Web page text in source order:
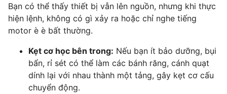
Bạn có thể thấy thiết bị vẫn lên nguồn, nhưng khi thực
hiện lệnh, không có gì xảy ra hoặc chỉ nghe tiếng
motor è è bất thường.
Kẹt cơ học bên trong: Nếu bạn ít bảo dưỡng, bụi
bẩn, rỉ sét có thể làm các bánh răng, cánh quạt
dính lại với nhau thành một tảng, gây kẹt cơ cấu
chuyển động.